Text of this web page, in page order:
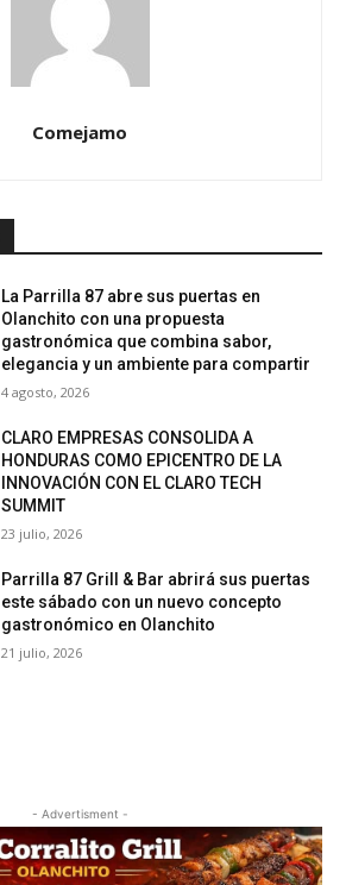
Comejamo
La Parrilla 87 abre sus puertas en
Olanchito con una propuesta
gastronómica que combina sabor,
elegancia y un ambiente para compartir
4 agosto, 2026
CLARO EMPRESAS CONSOLIDA A
HONDURAS COMO EPICENTRO DE LA
INNOVACIÓN CON EL CLARO TECH
SUMMIT
23 julio, 2026
Parrilla 87 Grill & Bar abrirá sus puertas
este sábado con un nuevo concepto
gastronómico en Olanchito
21 julio, 2026
- Advertisment -